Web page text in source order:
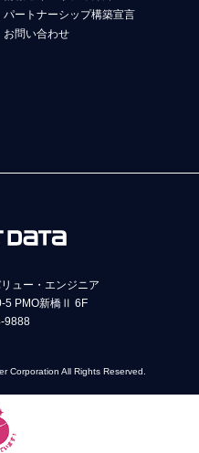
パートナーシップ構築宣言
お問い合わせ
ュー・エンジニア
5 PMO新橋Ⅱ 6F
9888
Corporation All Rights Reserved.